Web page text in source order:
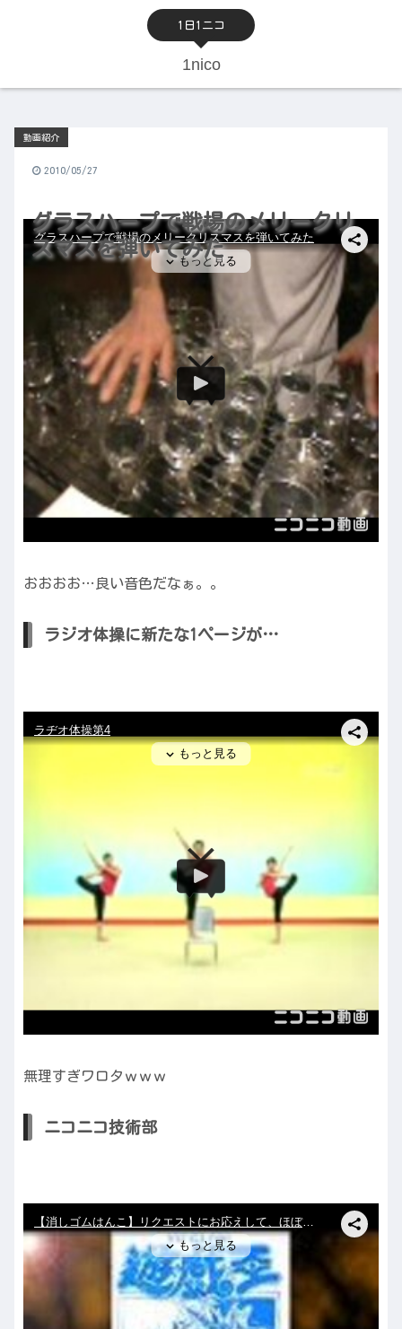
1日1ニコ
1nico
グラスハープで戦場のメリークリ
スマスを弾いてみた
動画紹介
2010/05/27
おおおお…良い音色だなぁ。。
ラジオ体操に新たな1ページが…
無理すぎワロタｗｗｗ
ニコニコ技術部